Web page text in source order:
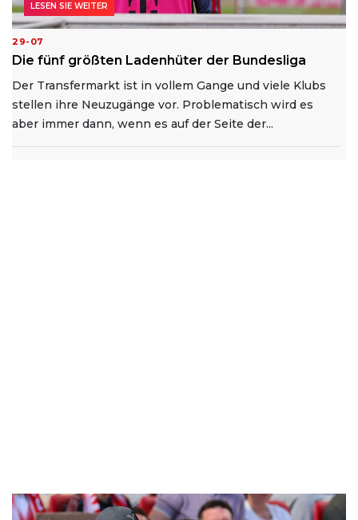
29-07
Die fünf größten Ladenhüter der Bundesliga
Der Transfermarkt ist in vollem Gange und viele Klubs
stellen ihre Neuzugänge vor. Problematisch wird es
aber immer dann, wenn es auf der Seite der...
LESEN SIE WEITER